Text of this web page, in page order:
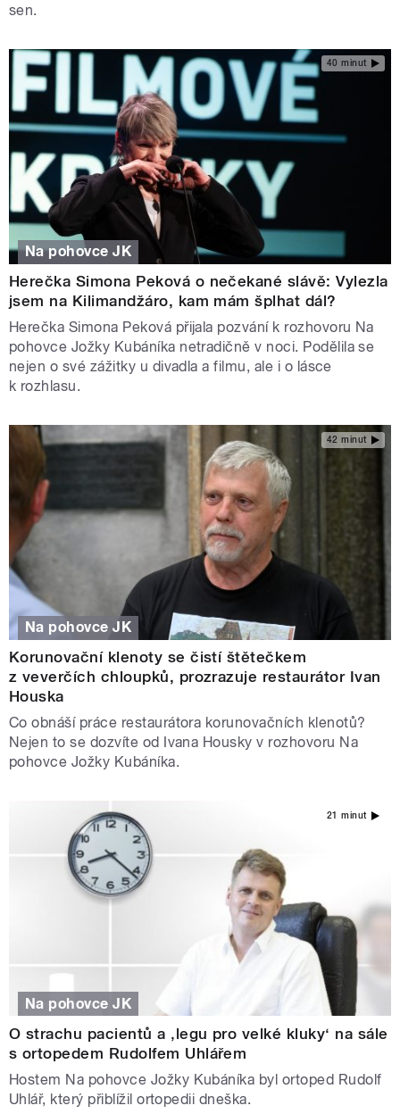
sen.
40 minut
Na pohovce JK
Herečka Simona Peková o nečekané slávě: Vylezla
jsem na Kilimandžáro, kam mám šplhat dál?
Herečka Simona Peková přijala pozvání k rozhovoru Na
pohovce Jožky Kubáníka netradičně v noci. Podělila se
nejen o své zážitky u divadla a filmu, ale i o lásce
k rozhlasu.
42 minut
Na pohovce JK
Korunovační klenoty se čistí štětečkem
z veverčích chloupků, prozrazuje restaurátor Ivan
Houska
Co obnáší práce restaurátora korunovačních klenotů?
Nejen to se dozvíte od Ivana Housky v rozhovoru Na
pohovce Jožky Kubáníka.
21 minut
Na pohovce JK
O strachu pacientů a ‚legu pro velké kluky‘ na sále
s ortopedem Rudolfem Uhlářem
Hostem Na pohovce Jožky Kubáníka byl ortoped Rudolf
Uhlář, který přiblížil ortopedii dneška.